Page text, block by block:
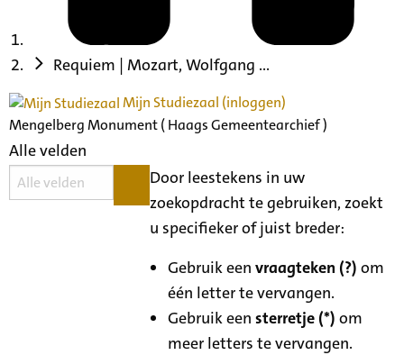
Requiem | Mozart, Wolfgang ...
Mijn Studiezaal (inloggen)
Mengelberg Monument ( Haags Gemeentearchief )
Alle velden
Door leestekens in uw
zoekopdracht te gebruiken, zoekt
u specifieker of juist breder:
Gebruik eenvraagteken (?) om
één letter te vervangen.
Gebruik eensterretje (*) om
meer letters te vervangen.